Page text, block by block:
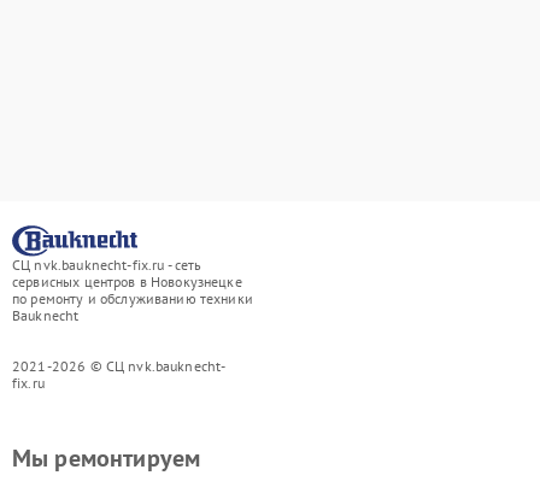
СЦ nvk.bauknecht-fix.ru - сеть
сервисных центров в Новокузнецке
по ремонту и обслуживанию техники
Bauknecht
2021-2026 © СЦ nvk.bauknecht-
fix.ru
Мы ремонтируем